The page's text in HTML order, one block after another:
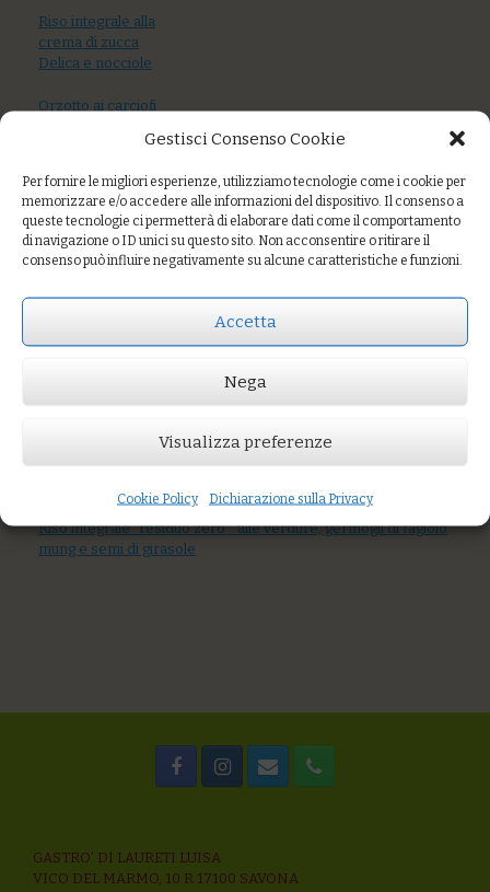
Gestisci Consenso Cookie
Per fornire le migliori esperienze, utilizziamo tecnologie come i cookie per
memorizzare e/o accedere alle informazioni del dispositivo. Il consenso a
queste tecnologie ci permetterà di elaborare dati come il comportamento
di navigazione o ID unici su questo sito. Non acconsentire o ritirare il
consenso può influire negativamente su alcune caratteristiche e funzioni.
Accetta
Nega
Visualizza preferenze
Cookie Policy Dichiarazione sulla Privacy
Prezzo:€9,00
Linguine di grani antichi alla carbonara di zucchine con
pecorino stagionato
Riso integrale “residuo zero “ alle verdure, germogli di fagiolo
mung e semi di girasole
Riso integrale alla
crema di zucca
Delica e nocciole
Orzotto ai carciofi
Riso alle verdure
e scamorza da
latte fieno
GASTRO’ DI LAURETI LUISA
VICO DEL MARMO, 10 R 17100 SAVONA